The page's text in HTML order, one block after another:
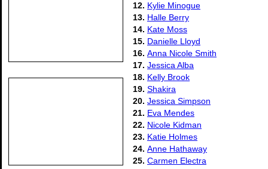
12. Kylie Minogue
13. Halle Berry
14. Kate Moss
15. Danielle Lloyd
16. Anna Nicole Smith
17. Jessica Alba
18. Kelly Brook
19. Shakira
20. Jessica Simpson
21. Eva Mendes
22. Nicole Kidman
23. Katie Holmes
24. Anne Hathaway
25. Carmen Electra